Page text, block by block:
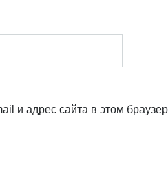
и адрес сайта в этом